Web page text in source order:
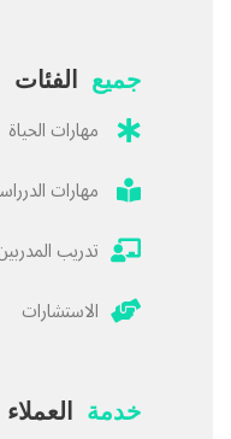
جميع الفئات
مهارات الحياة
مهارات
تدريب
الاستشارات
خدمة العملاء